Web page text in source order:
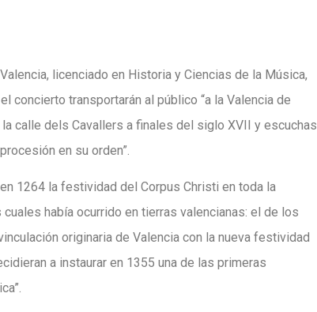
licenciado en Historia y Ciencias de la Música,
concierto transportarán al público “a la Valencia de
calle dels Cavallers a finales del siglo XVII y escuchas
en su orden”.
1264 la festividad del Corpus Christi en toda la
había ocurrido en tierras valencianas: el de los
originaria de Valencia con la nueva festividad
a instaurar en 1355 una de las primeras